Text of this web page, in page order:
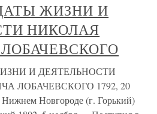
ЖИЗНИ И
НИКОЛАЯ
И ДЕЯТЕЛЬНОСТИ
ЛОБАЧЕВСКОГО 1792, 20
Новгороде (г. Горький)